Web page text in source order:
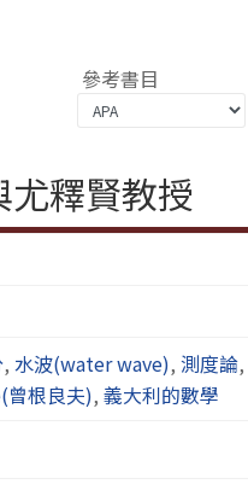
參考書目
釋賢教授
, 水波(water wave), 測度論,
曾根良夫), 義大利的數學